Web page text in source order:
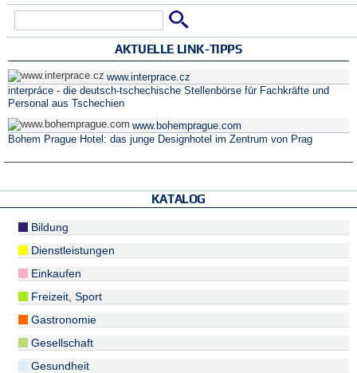
Suchformular
AKTUELLE LINK-TIPPS
www.interprace.cz
interpráce - die deutsch-tschechische Stellenbörse für Fachkräfte und
Personal aus Tschechien
www.bohemprague.com
Bohem Prague Hotel: das junge Designhotel im Zentrum von Prag
KATALOG
Bildung
Dienstleistungen
Einkaufen
Freizeit, Sport
Gastronomie
Gesellschaft
Gesundheit